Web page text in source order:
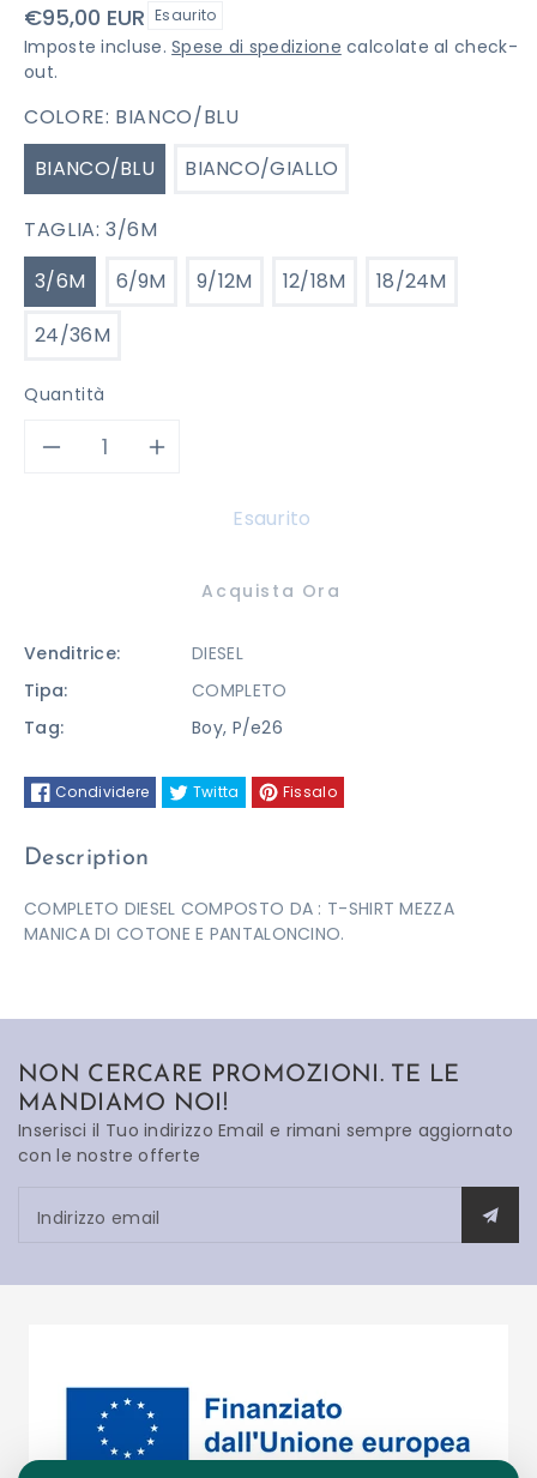
Prezzo
di
listino
€95,00 EUR Esaurito
Imposte incluse.Spese di spedizione calcolate al check-
out.
COLORE: BIANCO/BLU
BIANCO/BLU
BIANCO/GIALLO
TAGLIA:3/6M
3/6M
6/9M 9/12M 12/18M
18/24M
24/36M
Quantità
Diminuisci
DIESEL
Aumenta
quantità
per
DIESEL
Esaurito
Acquista Ora
Venditrice:
DIESEL
Tipa:
COMPLETO
Tag:
Boy, P/e26
Condividere Twitta Fissalo
Description
COMPLETO DIESEL COMPOSTO DA : T-SHIRT MEZZA
MANICA DI COTONE E PANTALONCINO.
NON CERCARE PROMOZIONI. TE LE
MANDIAMO NOI!
Inserisci il Tuo indirizzo Email e rimani sempre aggiornato
con le nostre offerte
Indirizzo email